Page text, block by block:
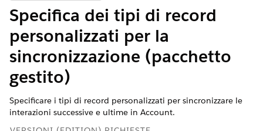
Specifica dei tipi di record
personalizzati per la
sincronizzazione (pacchetto
gestito)
Specificare i tipi di record personalizzati per sincronizzare le
interazioni successive e ultime in Account.